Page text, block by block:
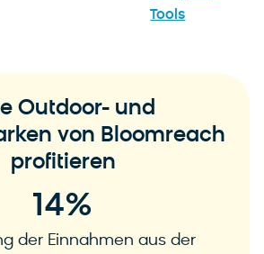
Tools
Outdoor- und
von Bloomreach
profitieren
der Einnahmen aus der
81%